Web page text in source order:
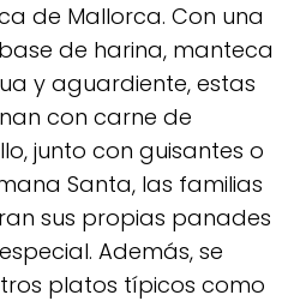
de Mallorca. Con una
de harina, manteca
y aguardiente, estas
con carne de
junto con guisantes o
Santa, las familias
sus propias panades
Además, se
platos típicos como